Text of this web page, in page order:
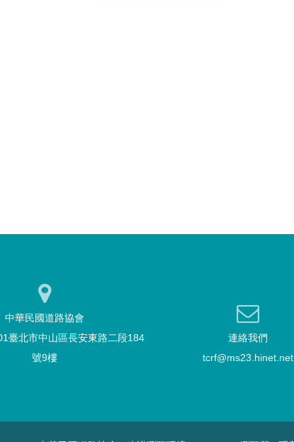
中華民國道路協會
臺北市中山區長安東路二段184
號9樓
連絡我們
tcrf@ms23.hinet.net